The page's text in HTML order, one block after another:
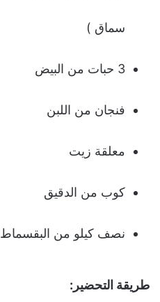
سماق )
3 حبات من البیض
فنجان من اللبن
معلقة زیت
كوب من الدقیق
نصف كیلو من البقسماط
طریقة التحضیر: